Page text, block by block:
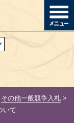
その他一般競争入札 >
いて